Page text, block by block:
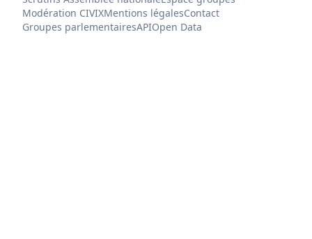
Modération CIVIXMentions légalesContact
Groupes parlementairesAPIOpen Data